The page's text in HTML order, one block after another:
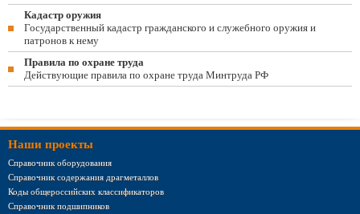
Кадастр оружия
Государственный кадастр гражданского и служебного оружия и
патронов к нему
Правила по охране труда
Действующие правила по охране труда Минтруда РФ
Наши проекты
Справочник оборудования
Справочник содержания драгметаллов
Коды общероссийских классификаторов
Справочник подшипников